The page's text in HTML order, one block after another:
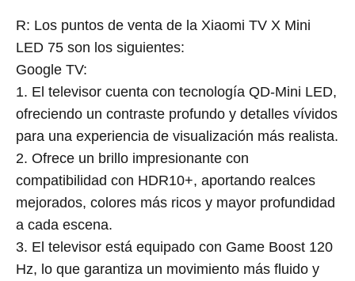
R: Los puntos de venta de la Xiaomi TV X Mini
LED 75 son los siguientes:
Google TV:
1. El televisor cuenta con tecnología QD-Mini LED,
ofreciendo un contraste profundo y detalles vívidos
para una experiencia de visualización más realista.
2. Ofrece un brillo impresionante con
compatibilidad con HDR10+, aportando realces
mejorados, colores más ricos y mayor profundidad
a cada escena.
3. El televisor está equipado con Game Boost 120
Hz, lo que garantiza un movimiento más fluido y